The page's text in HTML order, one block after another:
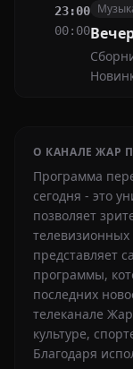
23:00
00:00
О КАНАЛЕ ЖАР
Программа
сегодня - это
позволяет
представляет
программы,
последних
телеканале
культуре,
Благодаря